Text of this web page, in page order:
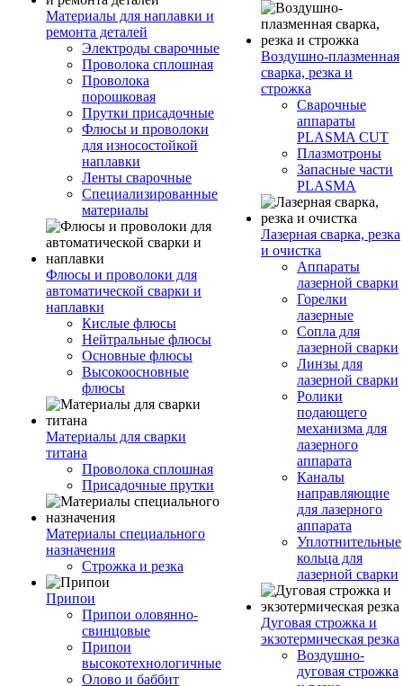
Материалы для наплавки и
ремонта деталей
Электроды сварочные
Проволока сплошная
Проволока
порошковая
Прутки присадочные
Флюсы и проволоки
для износостойкой
наплавки
Ленты сварочные
Специализированные
материалы
Флюсы и проволоки для
автоматической сварки и
наплавки
Кислые флюсы
Нейтральные флюсы
Основные флюсы
Высокоосновные
флюсы
Материалы для сварки
титана
Проволока сплошная
Присадочные прутки
Материалы специального
назначения
Строжка и резка
Припои
Припои оловянно-
свинцовые
Припои
высокотехнологичные
Олово и баббит
Воздушно-плазменная
сварка, резка и
строжка
Сварочные
аппараты
PLASMA CUT
Плазмотроны
Запасные части
PLASMA
Лазерная сварка, резка
и очистка
Аппараты
лазерной сварки
Горелки
лазерные
Сопла для
лазерной сварки
Линзы для
лазерной сварки
Ролики
подающего
механизма для
лазерного
аппарата
Каналы
направляющие
для лазерного
аппарата
Уплотнительные
кольца для
лазерной сварки
Дуговая строжка и
экзотермическая резка
Воздушно-
дуговая строжка